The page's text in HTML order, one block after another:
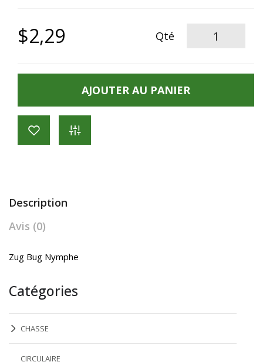
Catégories
CHASSE
CIRCULAIRE
$2,29 Qté
AJOUTER AU PANIER
Description
Avis (0)
Zug Bug Nymphe